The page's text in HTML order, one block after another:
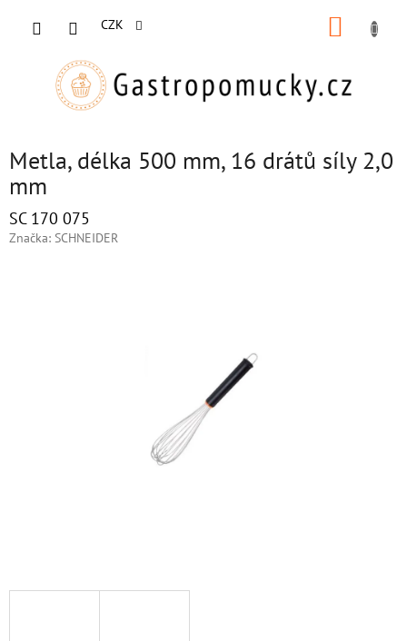
CZK
Metla, délka 500 mm, 16 drátů síly 2,0
mm
SC 170 075
Značka: SCHNEIDER